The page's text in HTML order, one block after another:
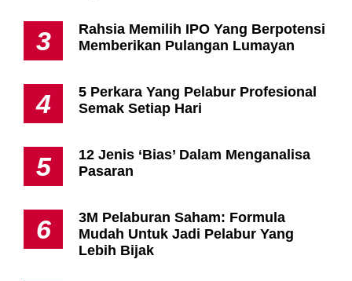
3
Rahsia Memilih IPO Yang Berpotensi
Memberikan Pulangan Lumayan
4
5 Perkara Yang Pelabur Profesional
Semak Setiap Hari
5
12 Jenis ‘Bias’ Dalam Menganalisa
Pasaran
6
3M Pelaburan Saham: Formula
Mudah Untuk Jadi Pelabur Yang
Lebih Bijak